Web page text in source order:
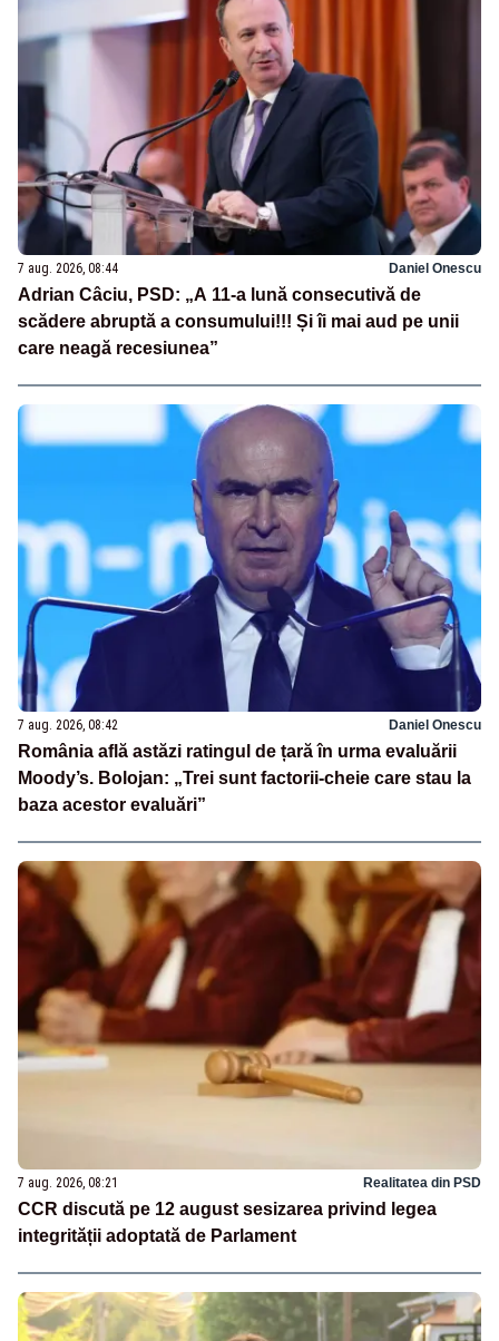
7 aug. 2026, 08:44 Daniel Onescu
Adrian Câciu, PSD: „A 11-a lună consecutivă de
scădere abruptă a consumului!!! Și îi mai aud pe unii
care neagă recesiunea”
7 aug. 2026, 08:42 Daniel Onescu
România află astăzi ratingul de țară în urma evaluării
Moody’s. Bolojan: „Trei sunt factorii-cheie care stau la
baza acestor evaluări”
7 aug. 2026, 08:21 Realitatea din PSD
CCR discută pe 12 august sesizarea privind legea
integrității adoptată de Parlament